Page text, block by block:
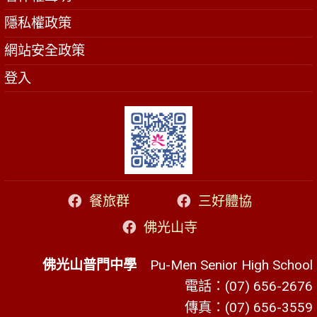
隱私權政策
網站安全政策
登入
餐旅群
三好體協
佛光山寺
佛光山普門中學 Pu-Men Senior High School
電話：(07) 656-2676
傳真：(07) 656-3559